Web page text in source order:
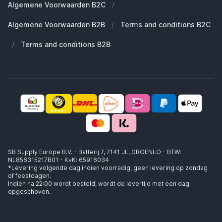
Groot en uniek assortiment
400.000+ klanten geleverd
Welke MagSafe heb ik nodig?
Werken bij SB Supply
Working at SB Supply
Algemene Voorwaarden B2C /
Algemene Voorwaarden B2B / Terms and conditions B2C
/ Terms and conditions B2B
SB Supply Europe B.V. - Batterij 7, 7141 JL, GROENLO - BTW:
NL856315217B01 - KvK: 65916034
*Levering volgende dag indien voorradig, geen levering op zondag
of feestdagen.
Indien na 22:00 wordt besteld, wordt de levertijd met een dag
opgeschoven.